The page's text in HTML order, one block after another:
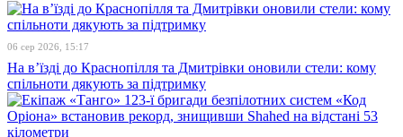
06 сер 2026, 15:17
На в’їзді до Краснопілля та Дмитрівки оновили стели: кому
спільноти дякують за підтримку